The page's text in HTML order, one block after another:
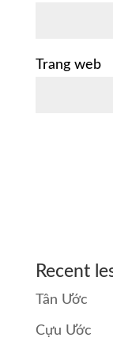
Trang web
Recent
Tân Ước
Cựu Ước